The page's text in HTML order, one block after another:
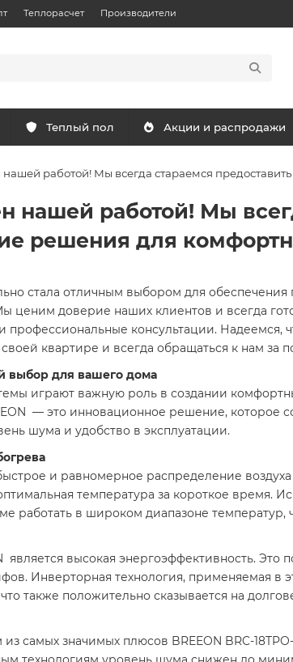
Теплорасчет Производители
Теплый пол Акции и распродажи
нашей работой! Мы всегда стараемся
нашей работой! Мы
решения для
стала отличным выбором для обеспечения
ценим доверие наших клиентов и всегда
консультации. Надеемся,
квартире и всегда обращаться к нам за
выбор для вашего дома
играют важную роль в создании
— это инновационное решение, которое
шума и удобство в эксплуатации.
и равномерное распределение
температура за короткое время.
работать в широком диапазоне температур,
высокая энергоэффективность. Это
Инверторная технология, применяемая в
также положительно сказывается на
самых значимых плюсов BREEON BRC-